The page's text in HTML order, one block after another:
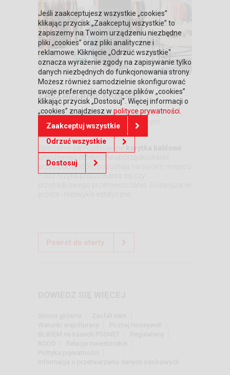
ZARZĄDZANIE KABLAMI
ProLite LH5575UHS-B1AG pozwoli Ci
zapomnieć o nieporządku związanym
aranżacją okablowania
Specjalnie zaprojektowane
przewodów, które pozostają na swoim miejscu
– bez ryzyka poluzowania się czy
Powrót do oferty
Jeśli zaakceptujesz wszystkie „cookies”
klikając przycisk „Zaakceptuj wszystkie” to
zapiszemy na Twoim urządzeniu niezbędne
pliki „cookies” oraz pliki analityczne i
reklamowe. Kliknięcie „Odrzuć wszystkie"
oznacza wyrażenie zgody na zapisywanie tylko
danych niezbędnych do funkcjonowania strony.
Możesz również samodzielnie skonfigurować
swoje preferencje dotyczące plików „cookies”
klikając przycisk „Dostosuj”. Więcej informacji o
„cookies” znajdziesz w polityce prywatności
Zaakceptuj wszystkie
Odrzuć wszystkie
Dostosuj